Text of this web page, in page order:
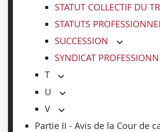
STATUT COLLECTIF DU
STATUTS
SUCCESSION
SYNDICAT
T
U
V
Partie II - Avis de la Cour de